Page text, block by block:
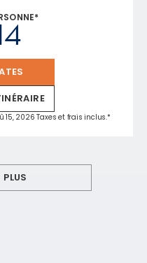
15, 2026 Taxes et frais inclus.*